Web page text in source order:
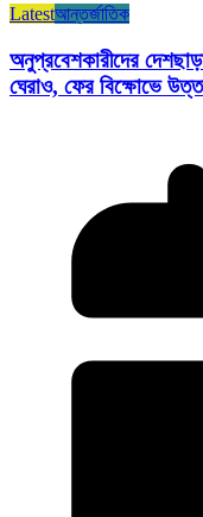
Latestআন্তর্জাতিক
অনুপ্রবেশকারীদের
ঘেরাও, ফের বিক্ষোভে